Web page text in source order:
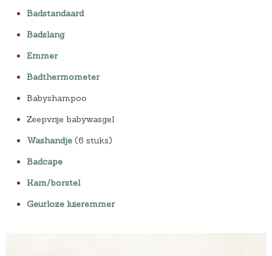
Badstandaard
Badslang
Emmer
Badthermometer
Babyshampoo
Zeepvrije babywasgel
Washandje(6 stuks)
Badcape
Kam/borstel
Geurloze luieremmer